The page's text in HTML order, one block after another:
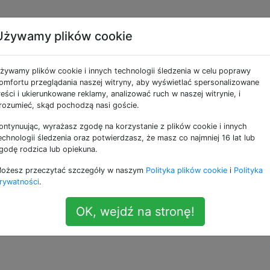
przed wideo za
przed nimi obraz na około 5 sekund, ale dodawanie go
razem potrwa naprawdę długo, więc pytam, czy można
mi pomóc, ponieważ nie mam doświadczenia z
żadne z nich nie działało. Ten na przykład.
plików cookie
plików cookie i innych technologii śledzenia w celu poprawy
przeglądania naszej witryny, aby wyświetlać spersonalizowane
i ukierunkowane reklamy, analizować ruch w naszej witrynie, i
skąd pochodzą nasi goście.
wyrażasz zgodę na korzystanie z plików cookie i innych
śledzenia oraz potwierdzasz, że masz co najmniej 16 lat lub
rodzica lub opiekuna.
przeczytać szczegóły w naszym Polityka plików cookie i Polityka
.
OK, wejdź na stronę!